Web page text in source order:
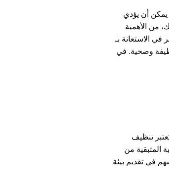
يمكن أن يؤدي
من الأهمية
الاستعانة بـ
وصحية. في
تنظيف
المتبقية من
في تقديم بيئة